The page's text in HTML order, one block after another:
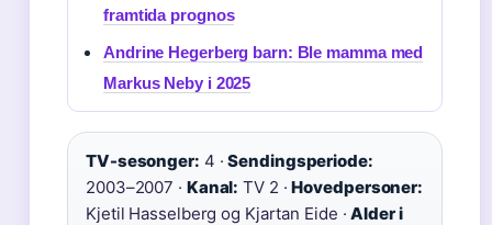
framtida prognos
Andrine Hegerberg barn: Ble mamma med
Markus Neby i 2025
TV-sesonger: 4 ·Sendingsperiode:
2003–2007 · Kanal: TV 2 ·Hovedpersoner:
Kjetil Hasselberg og Kjartan Eide ·Alder i